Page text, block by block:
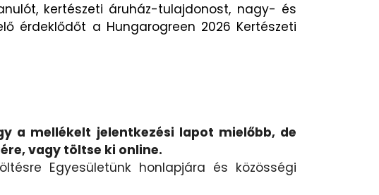
kertészeti áruház-tulajdonost, nagy- és
érdeklődőt a Hungarogreen 2026 Kertészeti
a mellékelt jelentkezési lapot mielőbb, de
vagy töltse ki online.
Egyesületünk honlapjára és közösségi